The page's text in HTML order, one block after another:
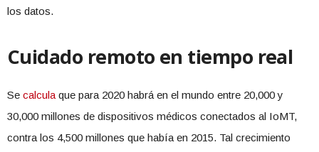
los datos.
Cuidado remoto en tiempo real
Se calcula que para 2020 habrá en el mundo entre 20,000 y
30,000 millones de dispositivos médicos conectados al IoMT,
contra los 4,500 millones que había en 2015. Tal crecimiento